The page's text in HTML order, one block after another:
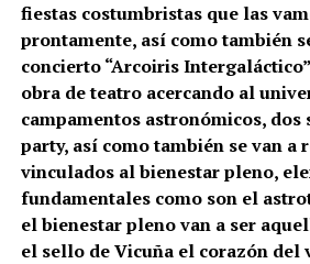
fiestas costumbristas que las
prontamente, así como también
concierto “Arcoiris
obra de teatro acercando al
campamentos astronómicos, dos
party, así como también se van a
vinculados al bienestar pleno,
fundamentales como son el
el bienestar pleno van a ser
el sello de Vicuña el corazón del